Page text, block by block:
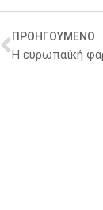
ΠΡΟΗΓΟΥΜΕΝΟ